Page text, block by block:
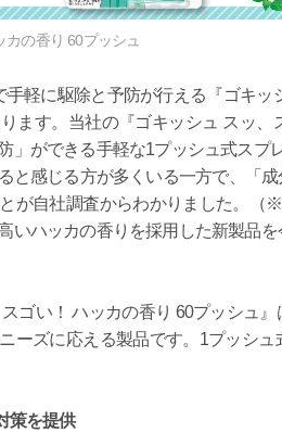
カの香り 60プッシュ
軽に駆除と予防が行える『ゴキッ
ます。当社の『ゴキッシュ スッ、
」ができる手軽な1プッシュ式スプ
と感じる方が多くいる一方で、「
が自社調査からわかりました。（
いハッカの香りを採用した新製品を
ゴい！ ハッカの香り 60プッシュ
ーズに応える製品です。1プッシ
策を提供